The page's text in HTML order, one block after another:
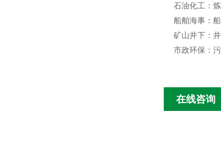
石油化工：
船舶海事：
矿山井下：
市政环保：
在线咨询